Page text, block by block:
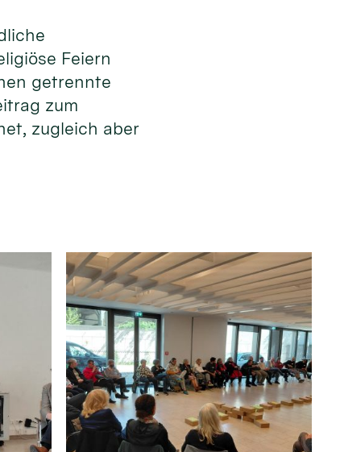
Feiern
getrennte
zum
zugleich aber